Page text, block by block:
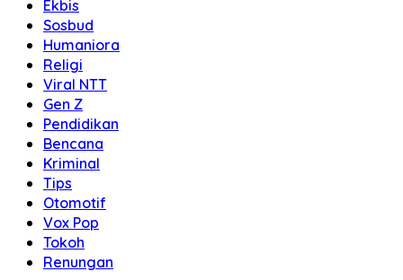
Ekbis
Sosbud
Humaniora
Religi
Viral NTT
Gen Z
Pendidikan
Bencana
Kriminal
Tips
Otomotif
Vox Pop
Tokoh
Renungan